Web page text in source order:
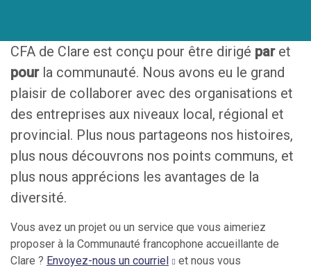
CFA de Clare est conçu pour être dirigé paret
pourla communauté. Nous avons eu le grand
plaisir de collaborer avec des organisations et
des entreprises aux niveaux local, régional et
provincial. Plus nous partageons nos histoires,
plus nous découvrons nos points communs, et
plus nous apprécions les avantages de la
diversité.
Vous avez un projet ou un service que vous aimeriez
proposer à la Communauté francophone accueillante de
Clare ? Envoyez-nous un courriel
et nous vous